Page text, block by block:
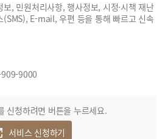
, 민원처리사항, 행사정보, 시정·시책 재난
(SMS), E-mail, 우편 등을 통해 빠르고 신속
9000
신청하려면 버튼을 누르세요.
서비스 신청하기